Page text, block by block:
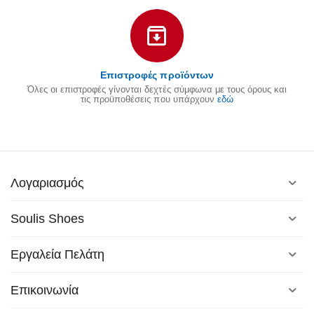
Επιστροφές προϊόντων
Όλες οι επιστροφές γίνονται δεχτές σύμφωνα με τους όρους και
τις προϋποθέσεις που υπάρχουν εδώ
Λογαριασμός
Soulis Shoes
Εργαλεία Πελάτη
Επικοινωνία